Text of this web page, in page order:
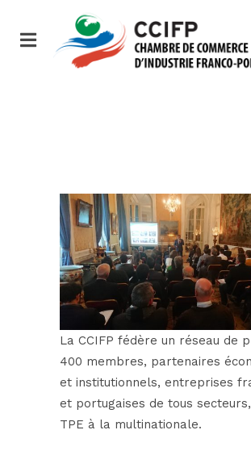
La CCIFP fédère un réseau de
400 membres, partenaires
et institutionnels, entreprises
et portugaises de tous
TPE à la multinationale.